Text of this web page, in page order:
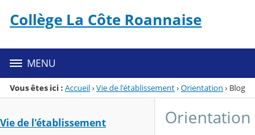
Menu de la rubrique
Contenu
Collège La Côte Roannaise
MENU
Vous êtes ici : Accueil›Vie de l'établissement›Orientation › Blog
Vie de l'établissement Orientation